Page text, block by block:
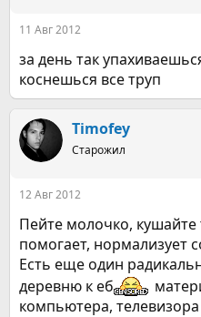
11 Авг 2012
за день так
коснешься все труп
Timofey
Старожил
12 Авг 2012
Пейте молочко,
помогает, нормализует
Есть еще один
деревню к еб
компьютера,